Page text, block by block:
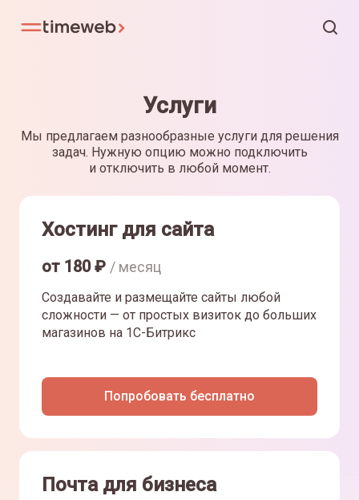
Услуги
Мы предлагаем разнообразные услуги для решения
задач. Нужную опцию можно подключить
и отключить в любой момент.
Хостинг для сайта
от 180₽ / месяц
Создавайте и размещайте сайты любой
сложности — от простых визиток до больших
магазинов на 1С-Битрикс
Попробовать бесплатно
Почта для бизнеса